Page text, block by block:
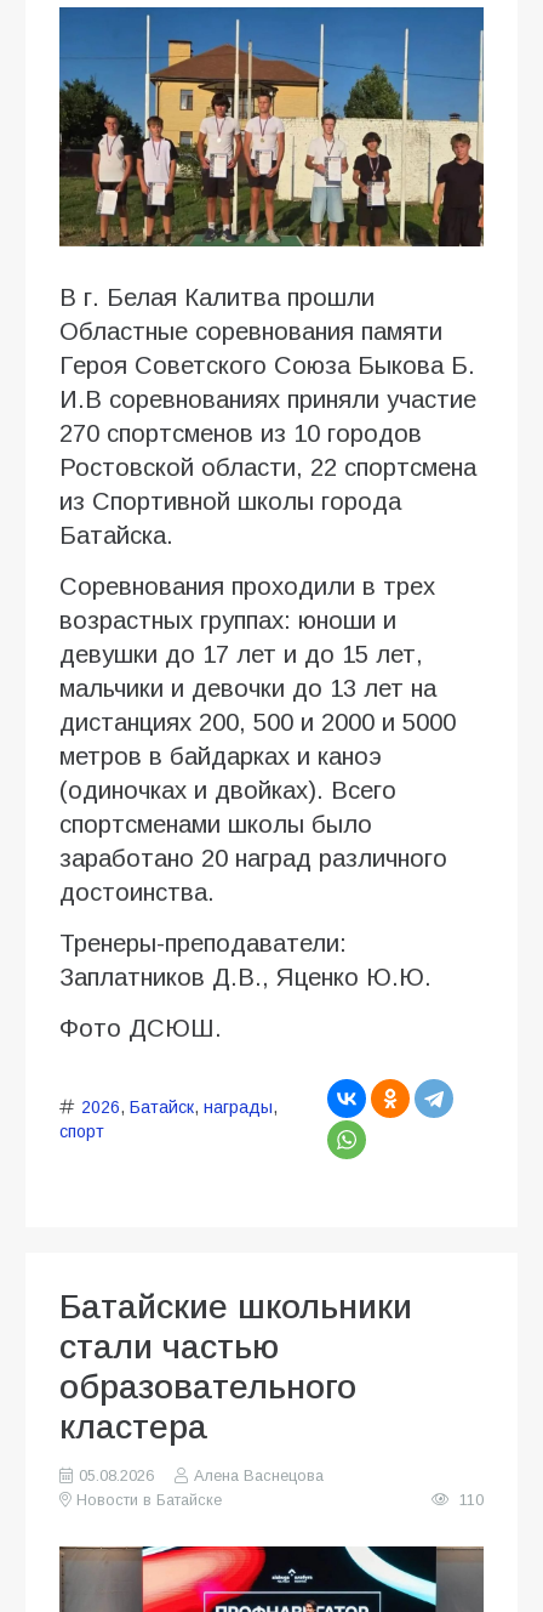
В г. Белая Калитва прошли
Областные соревнования памяти
Героя Советского Союза Быкова Б.
И.В соревнованиях приняли участие
270 спортсменов из 10 городов
Ростовской области, 22 спортсмена
из Спортивной школы города
Батайска.
Соревнования проходили в трех
возрастных группах: юноши и
девушки до 17 лет и до 15 лет,
мальчики и девочки до 13 лет на
дистанциях 200, 500 и 2000 и 5000
метров в байдарках и каноэ
(одиночках и двойках). Всего
спортсменами школы было
заработано 20 наград различного
достоинства.
Тренеры-преподаватели:
Заплатников Д.В., Яценко Ю.Ю.
Фото ДСЮШ.
2026, Батайск, награды,
спорт
Батайские школьники
стали частью
образовательного
кластера
05.08.2026
Алена Васнецова
Новости в Батайске
110